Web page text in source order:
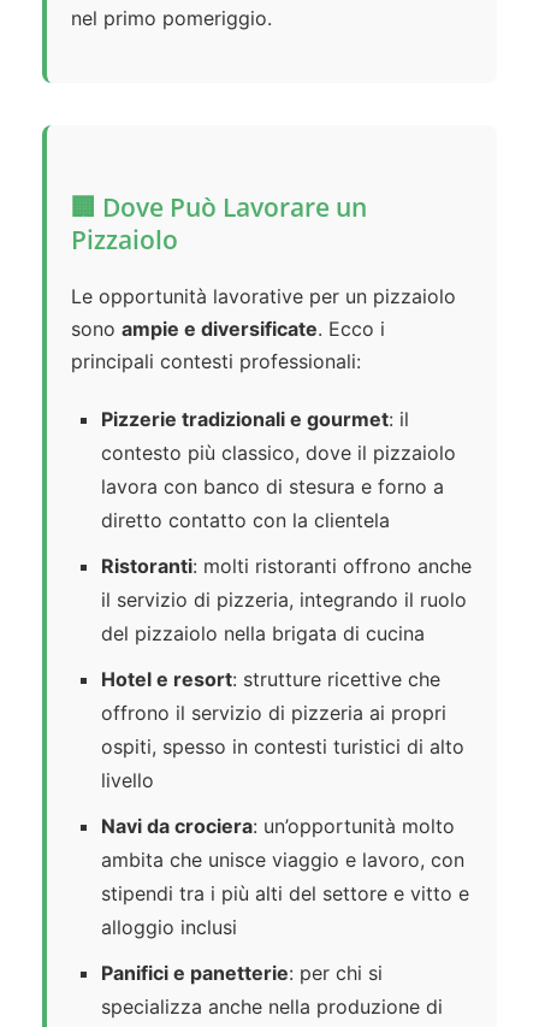
nel primo pomeriggio.
🏢 Dove Può Lavorare un
Pizzaiolo
Le opportunità lavorative per un pizzaiolo
sono ampie e diversificate. Ecco i
principali contesti professionali:
Pizzerie tradizionali e gourmet: il
contesto più classico, dove il pizzaiolo
lavora con banco di stesura e forno a
diretto contatto con la clientela
Ristoranti: molti ristoranti offrono anche
il servizio di pizzeria, integrando il ruolo
del pizzaiolo nella brigata di cucina
Hotel e resort: strutture ricettive che
offrono il servizio di pizzeria ai propri
ospiti, spesso in contesti turistici di alto
livello
Navi da crociera: un’opportunità molto
ambita che unisce viaggio e lavoro, con
stipendi tra i più alti del settore e vitto e
alloggio inclusi
Panifici e panetterie: per chi si
specializza anche nella produzione di